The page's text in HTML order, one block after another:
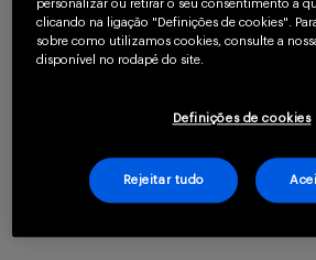
Sobre
CLIQUE AQUI PARA SE
Já possui uma conta?
personalizar ou retirar o seu consentimento a
clicando na ligação "Definições de cookies".
sobre como utilizamos cookies, consulte a
disponível no rodapé do site.
Definições de cookies
Rejeitar tudo